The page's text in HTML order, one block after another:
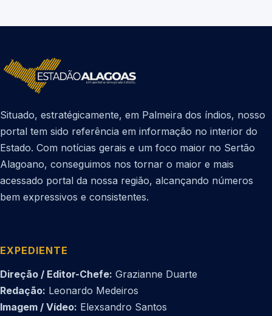
Situado, estratégicamente, em Palmeira dos índios, nosso
portal tem sido referência em informação no interior do
Estado. Com notícias gerais e um foco maior no Sertão
Alagoano, conseguimos nos tornar o maior e mais
acessado portal da nossa região, alcançando números
bem expressivos e consistentes.
EXPEDIENTE
Direção / Editor-Chefe: Grazianne Duarte
Redação: Leonardo Medeiros
Imagem / Vídeo: Elexsandro Santos